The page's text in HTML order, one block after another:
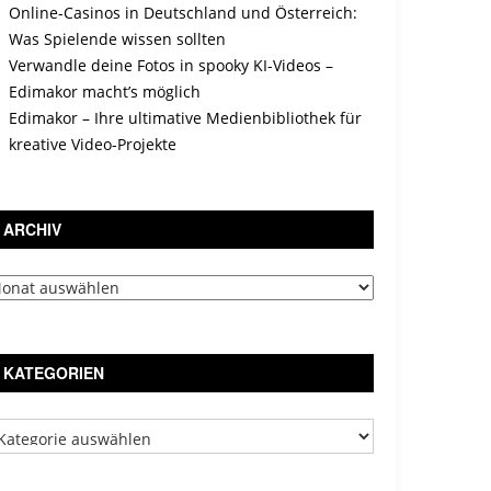
Online-Casinos in Deutschland und Österreich:
Was Spielende wissen sollten
Verwandle deine Fotos in spooky KI-Videos –
Edimakor macht’s möglich
Edimakor – Ihre ultimative Medienbibliothek für
kreative Video-Projekte
ARCHIV
KATEGORIEN